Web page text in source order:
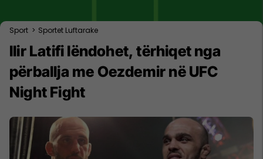
Sport > Sportet Luftarake
Ilir Latifi lëndohet, tërhiqet nga
përballja me Oezdemir në UFC
Night Fight